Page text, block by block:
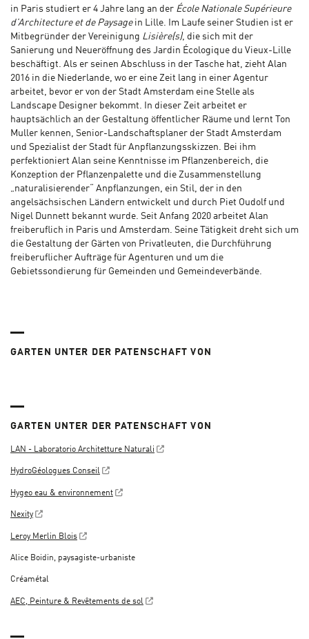
in Paris studiert er 4 Jahre lang an der École Nationale Supérieure
d’Architecture et de Paysagein Lille. Im Laufe seiner Studien ist er
Mitbegründer der Vereinigung Lisière(s), die sich mit der
Sanierung und Neueröffnung des Jardin Écologique du Vieux-Lille
beschäftigt. Als er seinen Abschluss in der Tasche hat, zieht Alan
2016 in die Niederlande, wo er eine Zeit lang in einer Agentur
arbeitet, bevor er von der Stadt Amsterdam eine Stelle als
Landscape Designer bekommt. In dieser Zeit arbeitet er
hauptsächlich an der Gestaltung öffentlicher Räume und lernt Ton
Muller kennen, Senior-Landschaftsplaner der Stadt Amsterdam
und Spezialist der Stadt für Anpflanzungsskizzen. Bei ihm
perfektioniert Alan seine Kenntnisse im Pflanzenbereich, die
Konzeption der Pflanzenpalette und die Zusammenstellung
„naturalisierender“ Anpflanzungen, ein Stil, der in den
angelsächsischen Ländern entwickelt und durch Piet Oudolf und
Nigel Dunnett bekannt wurde. Seit Anfang 2020 arbeitet Alan
freiberuflich in Paris und Amsterdam. Seine Tätigkeit dreht sich um
die Gestaltung der Gärten von Privatleuten, die Durchführung
freiberuflicher Aufträge für Agenturen und um die
Gebietssondierung für Gemeinden und Gemeindeverbände.
GARTEN UNTER DER PATENSCHAFT VON
GARTEN UNTER DER PATENSCHAFT VON
LAN - Laboratorio Architetture Naturali
HydroGéologues Conseil
Hygeo eau & environnement
Nexity
Leroy Merlin Blois
Alice Boidin, paysagiste-urbaniste
Créamétal
AEC, Peinture & Revêtements de sol